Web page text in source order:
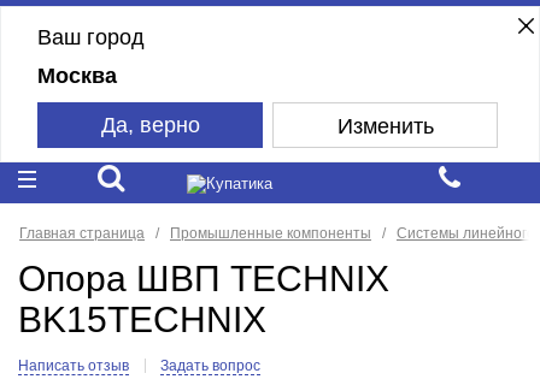
Ваш город
Москва
Да, верно Изменить
Главная страница Промышленные компоненты Системы
Опора ШВП TECHNIX
BK15TEСHNIX
Написать отзыв Задать вопрос